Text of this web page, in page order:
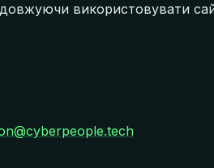
використовувати